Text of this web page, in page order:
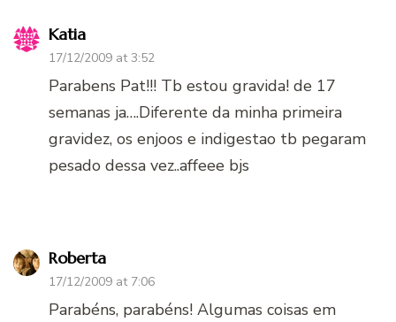
Katia
17/12/2009 at 3:52
Parabens Pat!!! Tb estou gravida! de 17
semanas ja….Diferente da minha primeira
gravidez, os enjoos e indigestao tb pegaram
pesado dessa vez..affeee bjs
Roberta
17/12/2009 at 7:06
Parabéns, parabéns! Algumas coisas em